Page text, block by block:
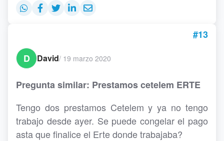
#13
D
David/ 19 marzo 2020
Pregunta similar: Prestamos cetelem ERTE
Tengo dos prestamos Cetelem y ya no tengo
trabajo desde ayer. Se puede congelar el pago
asta que finalice el Erte donde trabajaba?